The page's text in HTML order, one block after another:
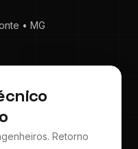
• MG
Retorno